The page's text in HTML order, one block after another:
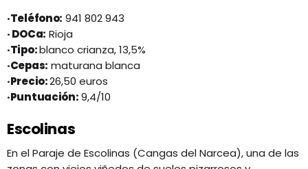
·Teléfono: 941 802 943
· DOCa: Rioja
·Tipo:blanco crianza, 13,5%
·Cepas: maturana blanca
·Precio:26,50 euros
·Puntuación:9,4/10
Escolinas
En el Paraje de Escolinas (Cangas del Narcea), una de las